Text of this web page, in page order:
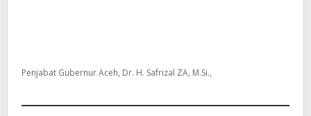
Penjabat Gubernur Aceh, Dr. H. Safrizal ZA, M.Si.,